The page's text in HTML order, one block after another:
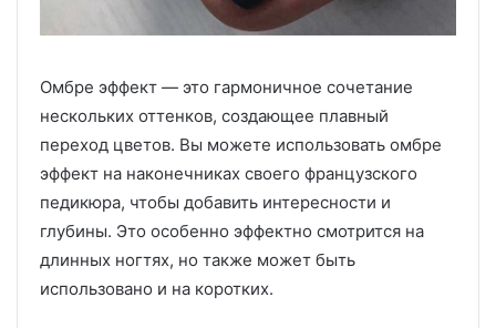
Омбре эффект — это гармоничное сочетание
нескольких оттенков, создающее плавный
переход цветов. Вы можете использовать омбре
эффект на наконечниках своего французского
педикюра, чтобы добавить интересности и
глубины. Это особенно эффектно смотрится на
длинных ногтях, но также может быть
использовано и на коротких.